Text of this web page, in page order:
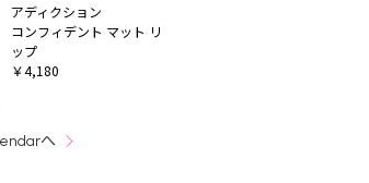
アディクション
コンフィデント マット リ
ップ
￥4,180
へ